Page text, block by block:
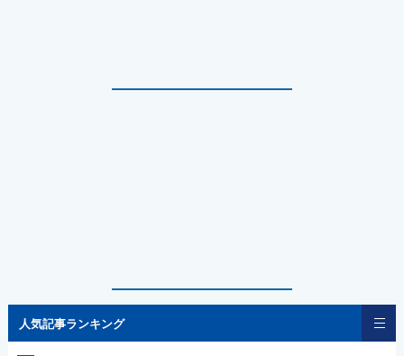
人気記事ランキング